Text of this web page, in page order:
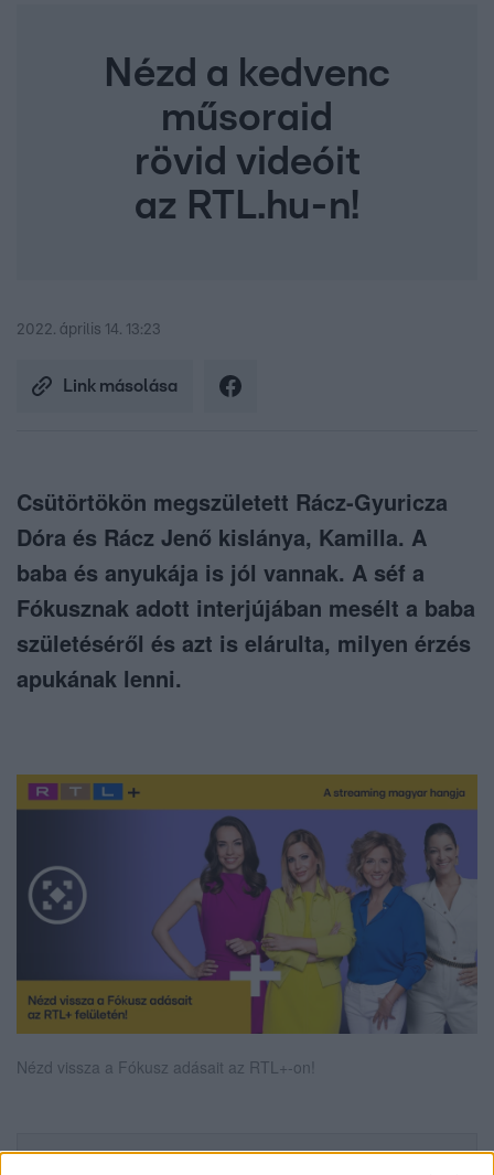
Nézd a kedvenc
műsoraid
rövid videóit
az RTL.hu-n!
2022. április 14. 13:23
Link másolása
Csütörtökön megszületett Rácz-Gyuricza
Dóra és Rácz Jenő kislánya, Kamilla. A
baba és anyukája is jól vannak. A séf a
Fókusznak adott interjújában mesélt a baba
születéséről és azt is elárulta, milyen érzés
apukának lenni.
Nézd vissza a Fókusz adásait az RTL+-on!